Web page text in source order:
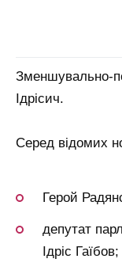
Зменшувально-
Ідрісич.
Серед відомих
Герой
депутат
Ідріс Гаїбов;